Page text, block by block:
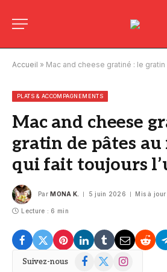
Accueil » Mac and cheese gratiné : le gratin de pâtes au
PLATS & ACCOMPAGNEMENTS
Mac and cheese
gratin de pâtes au
qui fait toujours
Par MONA K. 5 juin 2026 Mis à jour
Lecture : 6 min
Suivez-nous Facebook
X
Instagram